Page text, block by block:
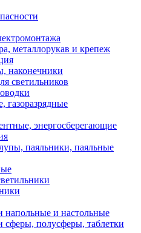
металлорукав и крепеж
наконечники
светильников
газоразрядные
энергосберегающие
паяльники, паяльные
напольные и настольные
сферы, полусферы, таблетки